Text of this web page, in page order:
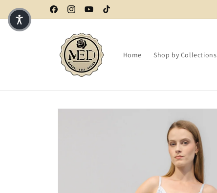
FacebookInstagramYouTubeTikTok
Kostenloser Versand ab 60€ (Ö) | 150€ (EU)
Home Shop by Collections